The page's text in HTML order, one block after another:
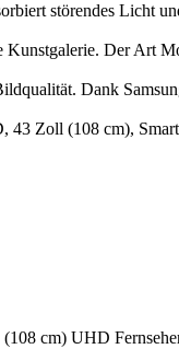
störendes Licht und
Der Art
Dank
Zoll (108 cm),
cm) UHD